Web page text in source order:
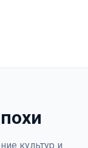
культур и